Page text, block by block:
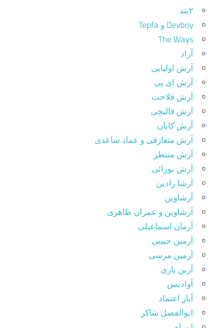
۲بند
Devboy و Tepfa
The Ways
آراد
آرش اولیایی
آرش ای پی
آرش فلاحت
آرش قالیچی
آرش کایان
آرش متعارفی و عماد ساعدی
آرش منتظر
آرش نورائی
آرشا رادین
آرشاوین
آرشاوین و عمران طاهری
آرمان اسماعیلی
آرمین حبیبی
آرمین مرسی
آرین یاری
آوادیس
آیاز اعتماد
ابوالفضل شاکر